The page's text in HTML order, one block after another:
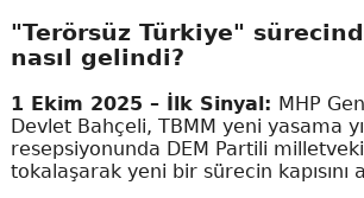
"Terörsüz Türkiye"
nasıl gelindi?
1 Ekim 2025 – İlk Sinyal: MHP
Devlet Bahçeli, TBMM yeni yasama
resepsiyonunda DEM Partili
tokalaşarak yeni bir sürecin kapısını